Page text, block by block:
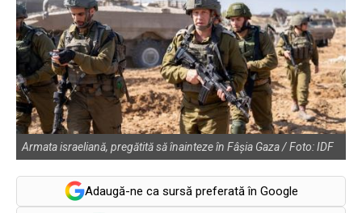
Armata israeliană, pregătită să înainteze în Fâșia Gaza / Foto: IDF
Adaugă-ne ca sursă preferată în Google